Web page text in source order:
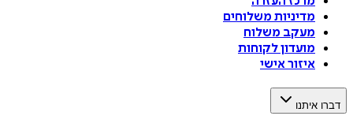
מדיניות משלוחים
מעקב משלוח
מועדון לקוחות
איזור אישי
דברו איתנו